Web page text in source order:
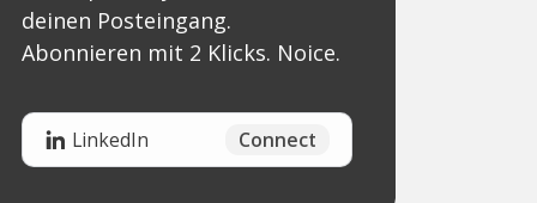
deinen Posteingang.
Abonnieren mit 2 Klicks. Noice.
LinkedIn Connect